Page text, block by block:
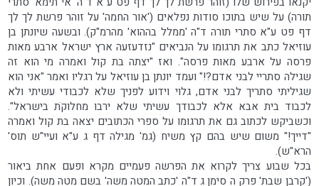
תורה) על שיש בתוכו סודות נפלאים ('אור החמה' על זוהר פרשת לך לך
דף פט ע"א סתרי תורה ד"ה 'ממלל בההוא' מהרמ"ק). ובשעה שיונתן בן
עוזיאל כתב את תרגומו על הנביאים "נזדעזעה ארץ ישראל ארבע מאות
פרסה על ארבע מאות פרסה". ואז "יצתה בת קול ואמרה מי הוא זה
שגילה סתריי לבני אדם?!" ועמד יונתן בן עוזיאל על רגליו ואמר "אני הוא
שגיליתי סתריך לבני אדם, גלוי וידוע לפניך שלא לכבודי עשיתי ולא
לכבוד בית אבא אלא לכבודך עשיתי שלא ירבו מחלוקֹת בישראל".
וכשביקש לכתוב גם את תרגומו על ספרי הכתובים יצאה בת קול ואמרה
"דייך!" משום שיש בהם קץ משיח (גמ' מגילה דף ג ע"א ועיי"ש תוס'
הרא"ש).
בכל שבוע צריך לקרוא את הפרשה פעמיים מקרא ופעם אחת ביאור
('קרבן שבת' פרק ה סימן ג ד"ה 'כתב המטה משה' בשם מטה משה). וכיון